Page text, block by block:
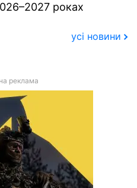
роках
усі новини
реклама